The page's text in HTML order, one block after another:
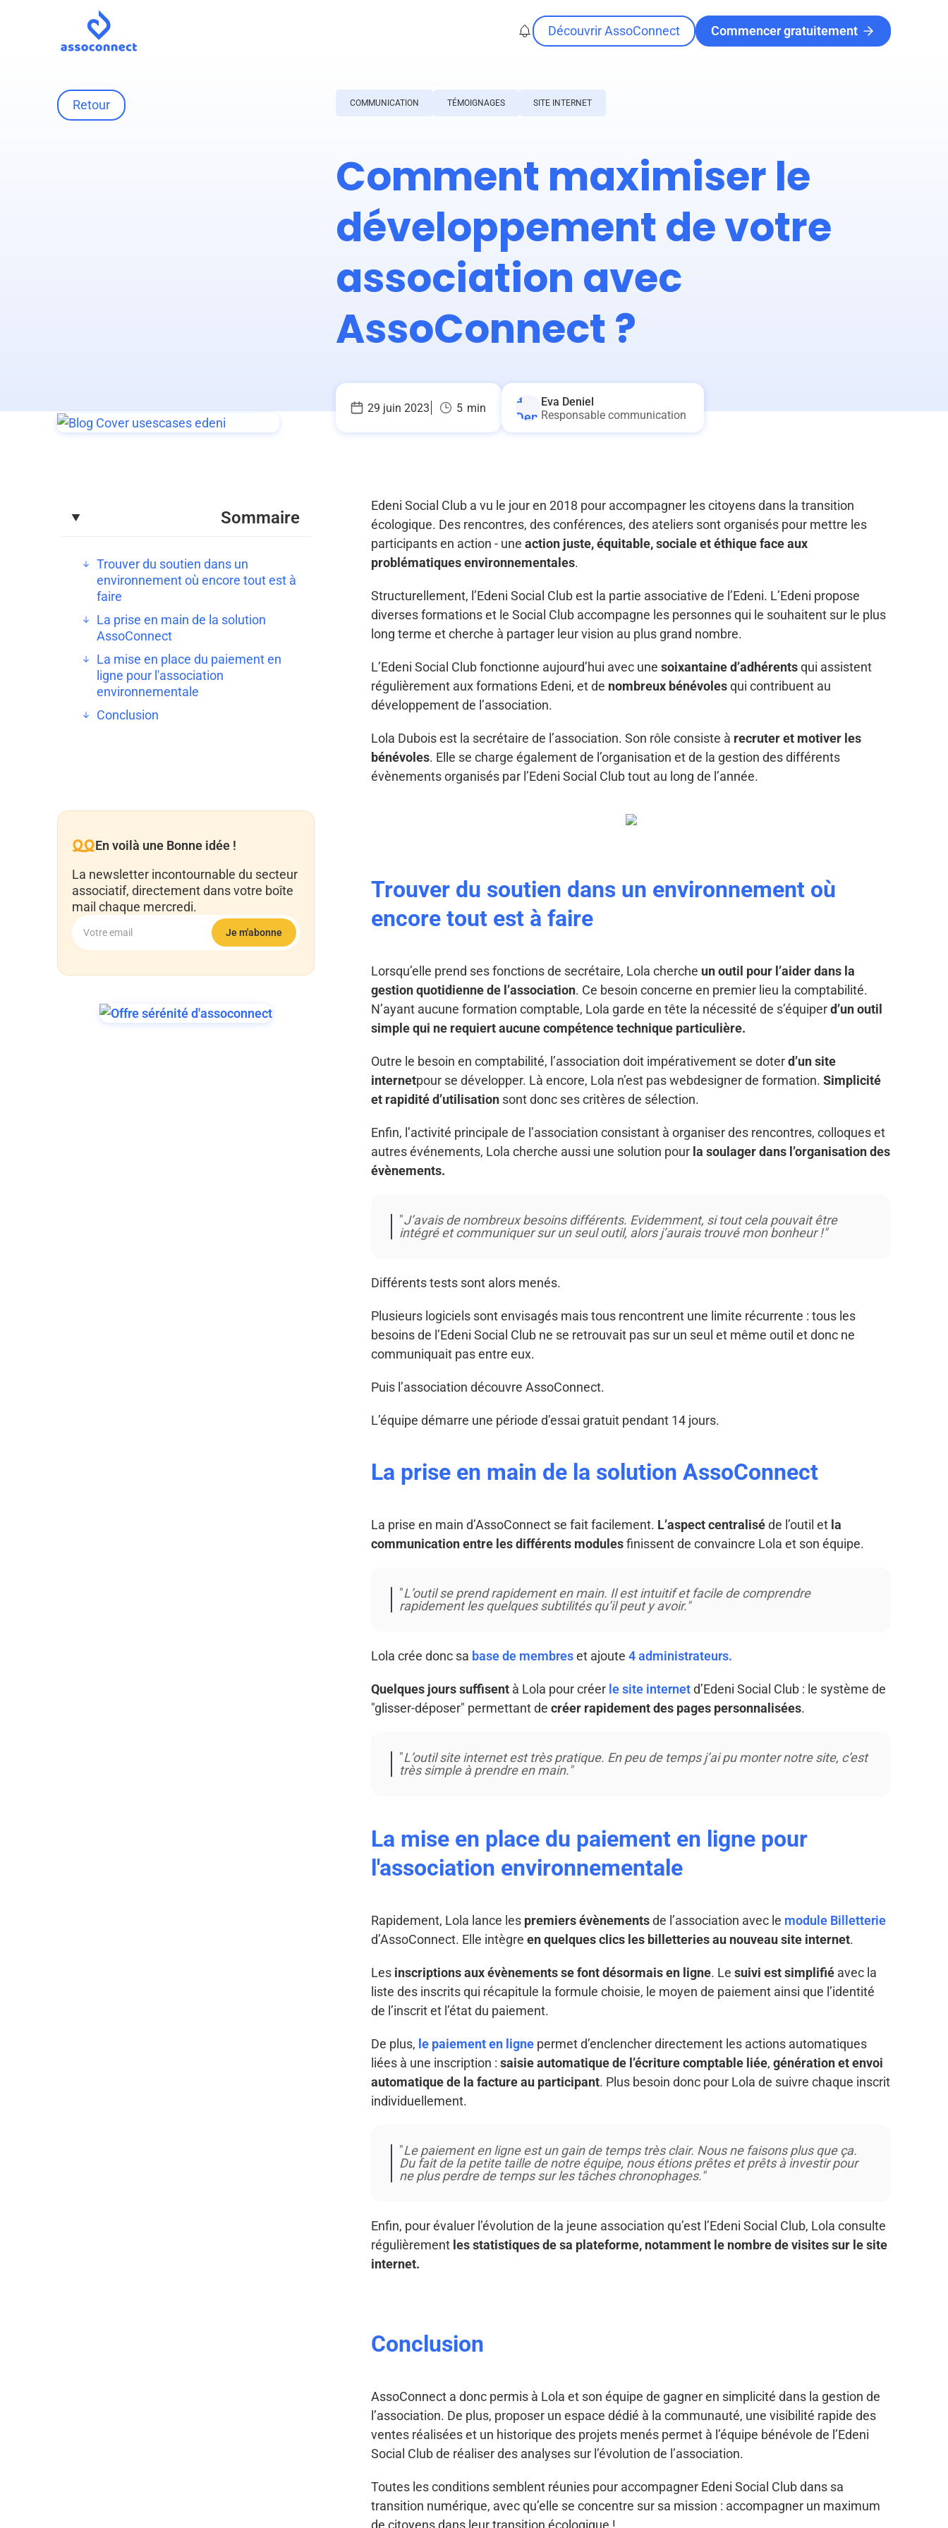
Découvrir AssoConnect Commencer gratuitement
Retour COMMUNICATION TÉMOIGNAGES SITE INTERNET
Comment maximiser le
développement de votre
association avec
AssoConnect ?
29 juin 2023 5 min
Eva Deniel
Responsable communication
Sommaire
Trouver du soutien dans un
environnement où encore tout est à
faire
La prise en main de la solution
AssoConnect
La mise en place du paiement en
ligne pour l'association
environnementale
Conclusion
En voilà une Bonne idée !
La newsletter incontournable du secteur
associatif, directement dans votre boîte
mail chaque mercredi.
Edeni Social Club a vu le jour en 2018 pour accompagner les citoyens dans la transition
écologique. Des rencontres, des conférences, des ateliers sont organisés pour mettre les
participants en action - une action juste, équitable, sociale et éthique face aux
problématiques environnementales.
Structurellement, l’Edeni Social Club est la partie associative de l’Edeni. L’Edeni propose
diverses formations et le Social Club accompagne les personnes qui le souhaitent sur le plus
long terme et cherche à partager leur vision au plus grand nombre.
L’Edeni Social Club fonctionne aujourd’hui avec une soixantaine d’adhérentsqui assistent
régulièrement aux formations Edeni, et de nombreux bénévolesqui contribuent au
développement de l’association.
Lola Dubois est la secrétaire de l’association. Son rôle consiste à recruter et motiver les
bénévoles. Elle se charge également de l’organisation et de la gestion des différents
évènements organisés par l’Edeni Social Club tout au long de l’année.
Trouver du soutien dans un environnement où
encore tout est à faire
Lorsqu’elle prend ses fonctions de secrétaire, Lola cherche un outil pour l’aider dans la
gestion quotidienne de l’association. Ce besoin concerne en premier lieu la comptabilité.
N’ayant aucune formation comptable, Lola garde en tête la nécessité de s’équiper d’un outil
simple qui ne requiert aucune compétence technique particulière.
Outre le besoin en comptabilité, l’association doit impérativement se doter d’un site
internetpour se développer. Là encore, Lola n’est pas webdesigner de formation. Simplicité
et rapidité d’utilisation sont donc ses critères de sélection.
Enfin, l’activité principale de l’association consistant à organiser des rencontres, colloques et
autres événements, Lola cherche aussi une solution pour la soulager dans l’organisation des
évènements.
"J’avais de nombreux besoins différents. Evidemment, si tout cela pouvait être
intégré et communiquer sur un seul outil, alors j’aurais trouvé mon bonheur !"
Différents tests sont alors menés.
Plusieurs logiciels sont envisagés mais tous rencontrent une limite récurrente : tous les
besoins de l’Edeni Social Club ne se retrouvait pas sur un seul et même outil et donc ne
communiquait pas entre eux.
Puis l’association découvre AssoConnect.
L’équipe démarre une période d’essai gratuit pendant 14 jours.
La prise en main de la solution AssoConnect
La prise en main d’AssoConnect se fait facilement. L’aspect centralisé de l’outil et la
communication entre les différents modules finissent de convaincre Lola et son équipe.
"L’outil se prend rapidement en main. Il est intuitif et facile de comprendre
rapidement les quelques subtilités qu’il peut y avoir."
Lola crée donc sa base de membres et ajoute 4 administrateurs.
Quelques jours suffisent à Lola pour créer le site internet d’Edeni Social Club : le système de
"glisser-déposer" permettant de créer rapidement des pages personnalisées.
"L’outil site internet est très pratique. En peu de temps j’ai pu monter notre site, c’est
très simple à prendre en main."
La mise en place du paiement en ligne pour
l'association environnementale
Rapidement, Lola lance les premiers évènementsde l’association avec le module Billetterie
d’AssoConnect. Elle intègre en quelques clics les billetteries au nouveau site internet.
Les inscriptions aux évènements se font désormais en ligne. Le suivi est simplifié avec la
liste des inscrits qui récapitule la formule choisie, le moyen de paiement ainsi que l’identité
de l’inscrit et l’état du paiement.
De plus, le paiement en ligne permet d’enclencher directement les actions automatiques
liées à une inscription : saisie automatique de l’écriture comptable liée, génération et envoi
automatique de la facture au participant. Plus besoin donc pour Lola de suivre chaque inscrit
individuellement.
"Le paiement en ligne est un gain de temps très clair. Nous ne faisons plus que ça.
Du fait de la petite taille de notre équipe, nous étions prêtes et prêts à investir pour
ne plus perdre de temps sur les tâches chronophages."
Enfin, pour évaluer l’évolution de la jeune association qu’est l’Edeni Social Club, Lola consulte
régulièrement les statistiques de sa plateforme, notamment le nombre de visites sur le site
internet.
Conclusion
AssoConnect a donc permis à Lola et son équipe de gagner en simplicité dans la gestion de
l’association. De plus, proposer un espace dédié à la communauté, une visibilité rapide des
ventes réalisées et un historique des projets menés permet à l’équipe bénévole de l’Edeni
Social Club de réaliser des analyses sur l’évolution de l’association.
Toutes les conditions semblent réunies pour accompagner Edeni Social Club dans sa
transition numérique, avec qu’elle se concentre sur sa mission : accompagner un maximum
de citoyens dans leur transition écologique !